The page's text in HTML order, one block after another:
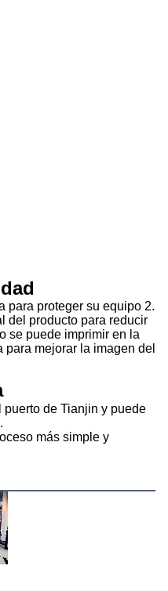
para proteger su equipo 2.
del producto para reducir
se puede imprimir en la
mejorar la imagen del
puerto de Tianjin y puede
más simple y